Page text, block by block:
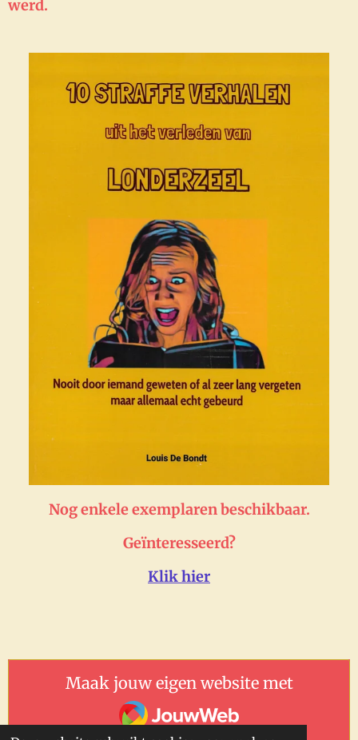
werd.
Nog enkele exemplaren beschikbaar.
Geïnteresseerd?
Klik hier
Maak jouw eigen website met
JouwWeb